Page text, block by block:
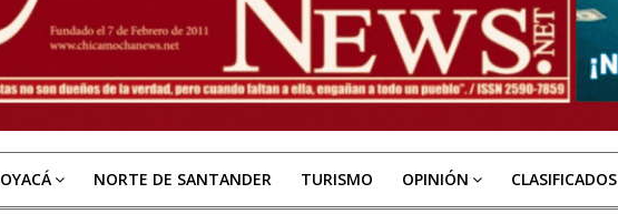
NORTE DE SANTANDER TURISMO OPINIÓN CLASIFICADOS